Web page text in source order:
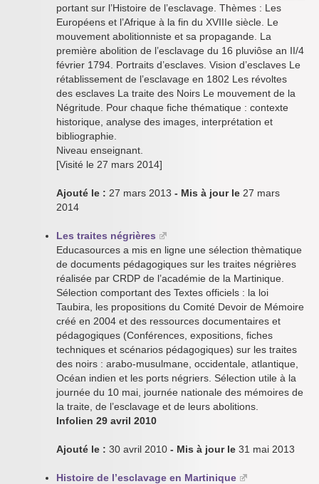
portant sur l’Histoire de l’esclavage. Thèmes : Les
Européens et l’Afrique à la fin du XVIIIe siècle. Le
mouvement abolitionniste et sa propagande. La
première abolition de l’esclavage du 16 pluviôse an II/4
février 1794. Portraits d’esclaves. Vision d’esclaves Le
rétablissement de l’esclavage en 1802 Les révoltes
des esclaves La traite des Noirs Le mouvement de la
Négritude. Pour chaque fiche thématique : contexte
historique, analyse des images, interprétation et
bibliographie.
Niveau enseignant.
[Visité le 27 mars 2014]
Ajouté le : 27 mars 2013 - Mis à jour le 27 mars
2014
Les traites négrières
Educasources a mis en ligne une sélection thèmatique
de documents pédagogiques sur les traites négrières
réalisée par CRDP de l’académie de la Martinique.
Sélection comportant des Textes officiels : la loi
Taubira, les propositions du Comité Devoir de Mémoire
créé en 2004 et des ressources documentaires et
pédagogiques (Conférences, expositions, fiches
techniques et scénarios pédagogiques) sur les traites
des noirs : arabo-musulmane, occidentale, atlantique,
Océan indien et les ports négriers. Sélection utile à la
journée du 10 mai, journée nationale des mémoires de
la traite, de l’esclavage et de leurs abolitions.
Infolien 29 avril 2010
Ajouté le : 30 avril 2010 - Mis à jour le 31 mai 2013
Histoire de l’esclavage en Martinique